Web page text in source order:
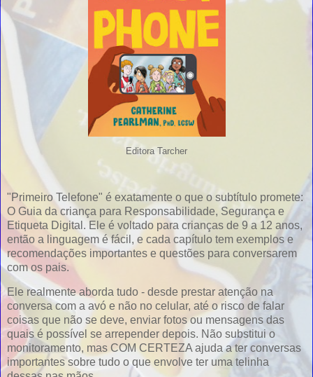
Editora Tarcher
"Primeiro Telefone" é exatamente o que o subtítulo promete:
O Guia da criança para Responsabilidade, Segurança e
Etiqueta Digital. Ele é voltado para crianças de 9 a 12 anos,
então a linguagem é fácil, e cada capítulo tem exemplos e
recomendações importantes e questões para conversarem
com os pais.
Ele realmente aborda tudo - desde prestar atenção na
conversa com a avó e não no celular, até o risco de falar
coisas que não se deve, enviar fotos ou mensagens das
quais é possível se arrepender depois. Não substitui o
monitoramento, mas COM CERTEZA ajuda a ter conversas
importantes sobre tudo o que envolve ter uma telinha